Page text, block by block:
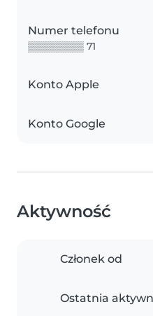
Numer telefonu
▒▒▒▒▒▒▒▒ 71
Konto Apple
Konto Google
Aktywność
Członek od
Ostatnia